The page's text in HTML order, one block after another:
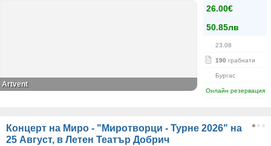
26.00€
50.85лв
23.08
190 грабнати
Бургас
Онлайн резервация
Artvent
Концерт на Миро - "Миротворци - Турне 2026" на
25 Август, в Летен Театър Добрич